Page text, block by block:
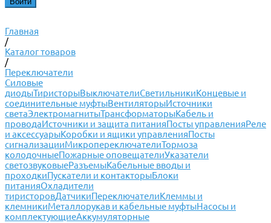
Главная
/
Каталог товаров
/
Переключатели
Силовые
диодыТиристорыВыключателиСветильникиКонцевые и
соединительные муфтыВентиляторыИсточники
светаЭлектромагнитыТрансформаторыКабель и
проводаИсточники и защита питанияПосты управленияРеле
и аксессуарыКоробки и ящики управленияПосты
сигнализацииМикропереключателиТормоза
колодочныеПожарные оповещателиУказатели
светозвуковыеРазъемыКабельные вводы и
проходкиПускатели и контакторыБлоки
питанияОхладители
тиристоровДатчикиПереключателиКлеммы и
клемникиМеталлорукав и кабельные муфтыНасосы и
комплектующиеАккумуляторные